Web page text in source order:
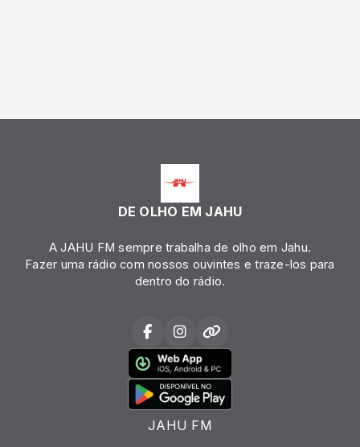
DE OLHO EM JAHU
A JAHU FM sempre trabalha de olho em Jahu.
Fazer uma rádio com nossos ouvintes e traze-los para
dentro do rádio.
JAHU FM